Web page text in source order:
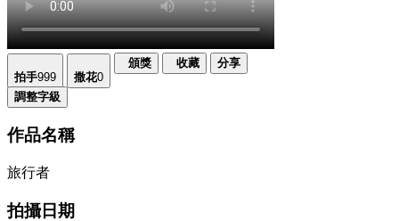
拍手999 撒花0
頒獎 收藏 分享
調整字級
作品名稱
旅行者
拍攝日期